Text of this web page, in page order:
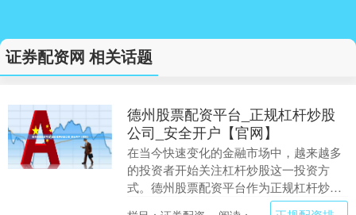
证券配资网 相关话题
德州股票配资平台_正规杠杆炒股
公司_安全开户【官网】
在当今快速变化的金融市场中，越来越多
的投资者开始关注杠杆炒股这一投资方
式。德州股票配资平台作为正规杠杆炒股
公司，为投资者提供了安全可靠的投资渠